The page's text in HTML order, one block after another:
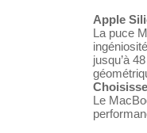
Apple
La puce
jusqu’à
Le